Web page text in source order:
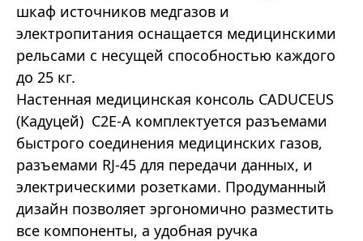
шкаф источников медгазов и
электропитания оснащается медицинскими
рельсами с несущей способностью каждого
до 25 кг.
Настенная медицинская консоль CADUCEUS
(Кадуцей) C2E-A комплектуется разъемами
быстрого соединения медицинских газов,
разъемами RJ-45 для передачи данных, и
электрическими розетками. Продуманный
дизайн позволяет эргономично разместить
все компоненты, а удобная ручка